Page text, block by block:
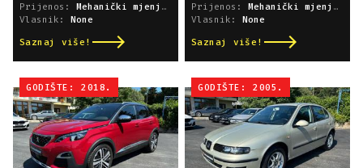
Prijenos: Mehanički mjenjač
Vlasnik: None
Saznaj više!
Prijenos: Mehanički mjenjač
Vlasnik: None
Saznaj više!
GODIŠTE: 2018. GODIŠTE: 2005.